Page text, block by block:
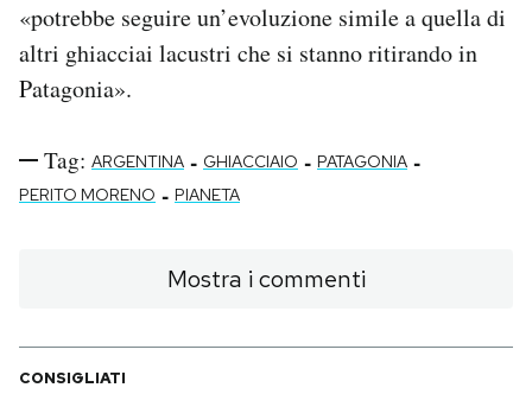
«potrebbe seguire un’evoluzione simile a quella di
altri ghiacciai lacustri che si stanno ritirando in
Patagonia».
Tag: ARGENTINA - GHIACCIAIO - PATAGONIA -
PERITO MORENO - PIANETA
Mostra i commenti
CONSIGLIATI